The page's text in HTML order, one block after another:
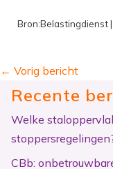
Bron:Belastingdienst
← Vorig bericht
Recente
Welke
CBb: